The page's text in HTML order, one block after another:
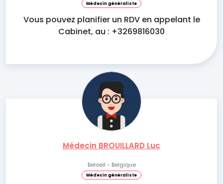
Médecin généraliste
Vous pouvez planifier un RDV en appelant le
Cabinet, au : +3269816030
Médecin BROUILLARD Luc
Beloeil - Belgique
Médecin généraliste